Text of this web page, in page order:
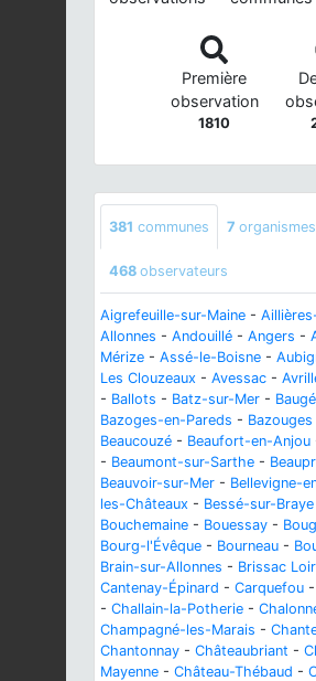
Première
observation
1810
381 communes 7 organismes
468 observateurs
Aigrefeuille-sur-Maine -
Allonnes - Andouillé - Angers -
Mérize - Assé-le-Boisne -
Les Clouzeaux - Avessac -
- Ballots - Batz-sur-Mer -
Bazoges-en-Pareds -
Beaucouzé - Beaufort-en-Anjou
- Beaumont-sur-Sarthe -
Beauvoir-sur-Mer - Bellevigne-
les-Châteaux - Bessé-sur-Braye
Bouchemaine - Bouessay -
Bourg-l'Évêque - Bourneau -
Brain-sur-Allonnes - Brissac
Cantenay-Épinard - Carquefou -
- Challain-la-Potherie -
Champagné-les-Marais -
Chantonnay - Châteaubriant -
Mayenne - Château-Thébaud -